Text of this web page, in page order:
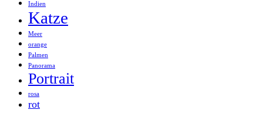
Indien
Katze
Meer
orange
Palmen
Panorama
Portrait
rosa
rot